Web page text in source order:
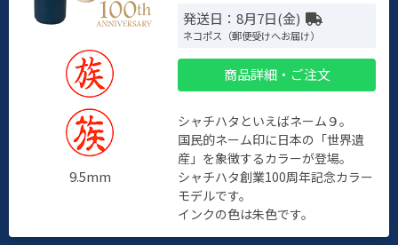
9.5mm
発送日：8月7日(金)
ネコポス（郵便受けへお届け）
商品詳細・ご注文
シャチハタといえばネーム９。
国民的ネーム印に日本の「世界遺
産」を象徴するカラーが登場。
シャチハタ創業100周年記念カラー
モデルです。
インクの色は朱色です。